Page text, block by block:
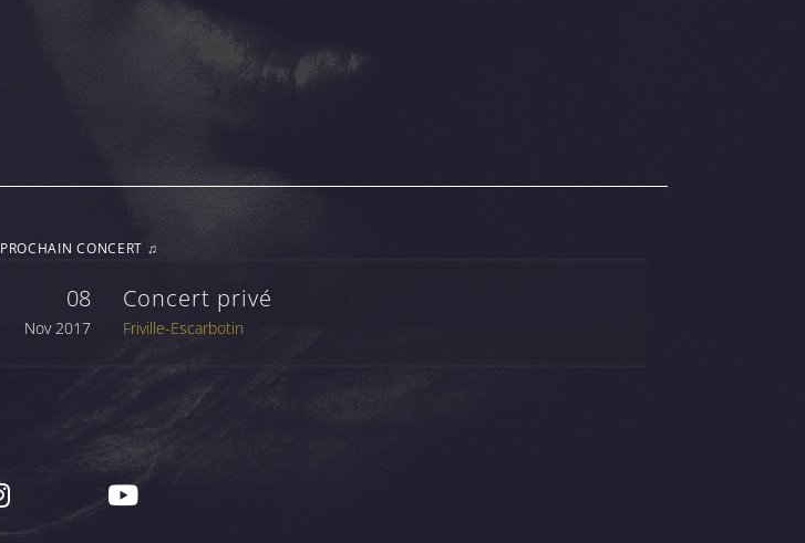
PROCHAIN CONCERT ♫
08
Nov 2017
Concert privé
Friville-Escarbotin